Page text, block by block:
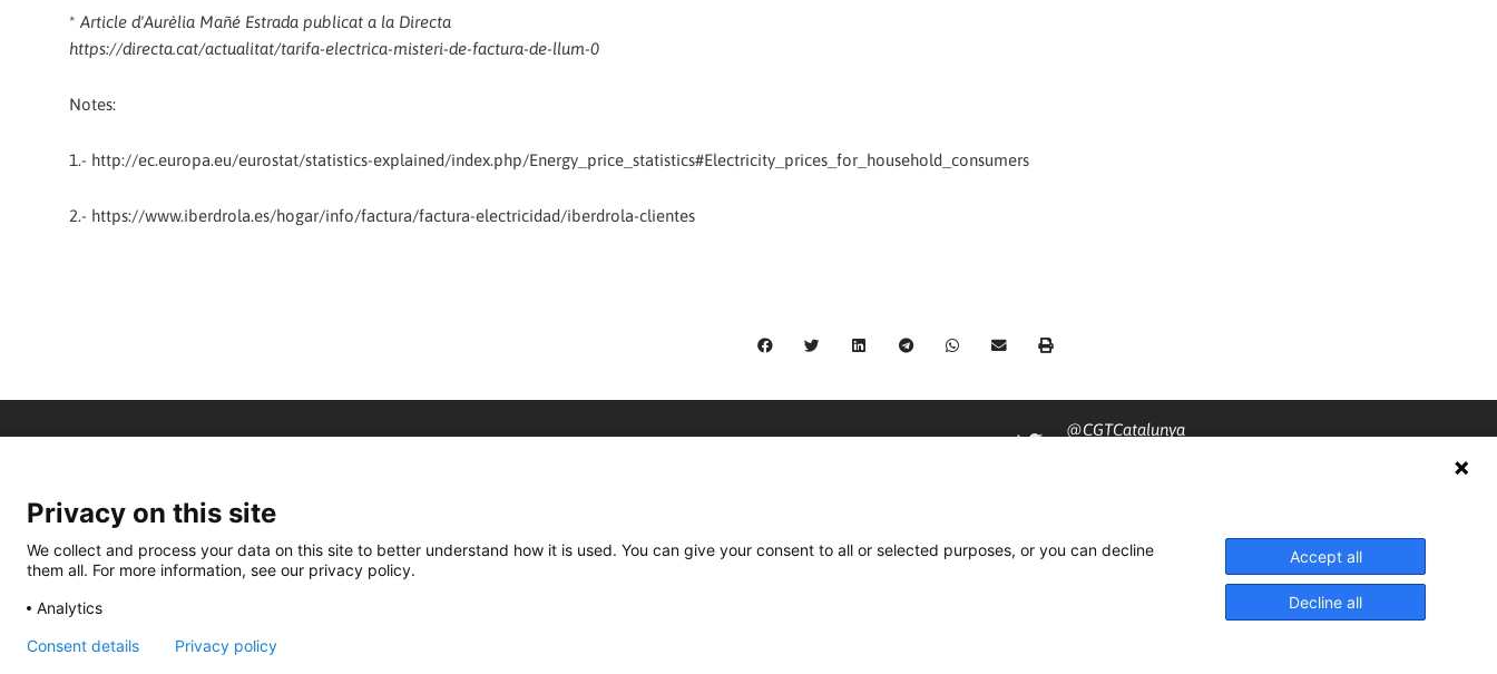
* Article d'Aurèlia Mañé Estrada publicat a la Directa
https://directa.cat/actualitat/tarifa-electrica-misteri-de-factura-de-llum-0
Notes:
1.- http://ec.europa.eu/eurostat/statistics-explained/index.php/Energy_price_statistics#Electricity_prices_for_household_consumers
2.- https://www.iberdrola.es/hogar/info/factura/factura-electricidad/iberdrola-clientes
@CGTCatalunya
cgtcatalunya
Privacy on this site
We collect and process your data on this site to better understand how it is used. You can give your consent to all or selected purposes, or you can decline
them all. For more information, see our privacy policy.
Analytics
Accept all
Decline all
Consent details Privacy policy